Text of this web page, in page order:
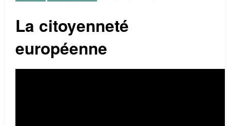
La citoyenneté
européenne